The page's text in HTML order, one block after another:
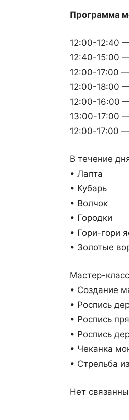
Программа
12:00-12:40
12:40-15:00
12:00-17:00
12:00-18:00
12:00-16:00
13:00-17:00
12:00-17:00
В течение
• Лапта
• Кубарь
• Волчок
• Городки
• Гори-гори
• Золотые
Мастер-
• Создание
• Роспись
• Роспись
• Роспись
• Чеканка
• Стрельба
Нет